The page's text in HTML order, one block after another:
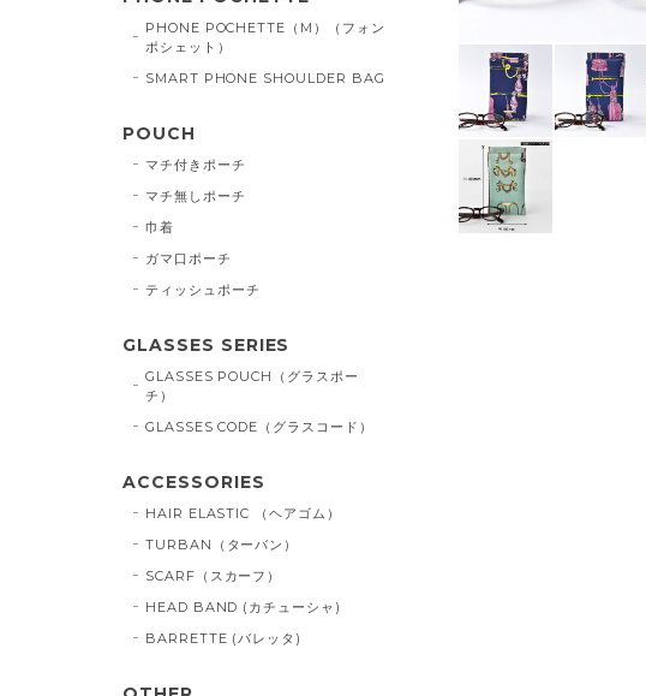
PHONE POCHETTE（M）（フォン
ポシェット）
SMART PHONE SHOULDER BAG
POUCH
マチ付きポーチ
マチ無しポーチ
巾着
ガマ口ポーチ
ティッシュポーチ
GLASSES SERIES
GLASSES POUCH（グラスポー
チ）
GLASSES CODE（グラスコード）
ACCESSORIES
HAIR ELASTIC （ヘアゴム）
TURBAN（ターバン）
SCARF（スカーフ）
HEAD BAND (カチューシャ)
BARRETTE (バレッタ)